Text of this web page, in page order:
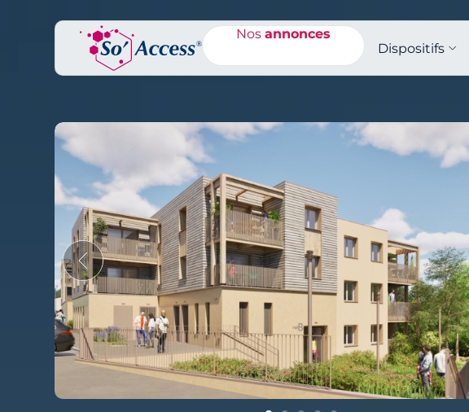
Nos
annonces
Nosannonces
Dispositifs